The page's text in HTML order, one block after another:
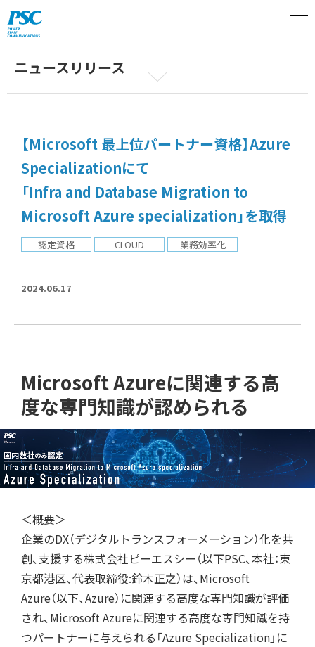
ニュースリリース
【Microsoft 最上位パートナー資格】Azure
Specializationにて
「Infra and Database Migration to
Microsoft Azure specialization」を取得
認定資格 CLOUD 業務効率化
2024.06.17
Microsoft Azureに関連する高
度な専門知識が認められる
＜概要＞
企業のDX（デジタルトランスフォーメーション）化を共
創、支援する株式会社ピーエスシー（以下PSC、本社：東
京都港区、代表取締役:鈴木正之）は、Microsoft
Azure（以下、Azure）に関連する高度な専門知識が評価
され、Microsoft Azureに関連する高度な専門知識を持
つパートナーに与えられる「Azure Specialization」に